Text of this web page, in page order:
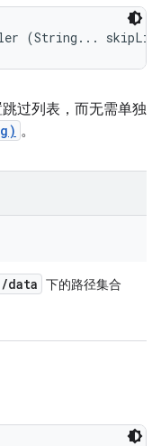
(String...
过列表，而无需单独
。
/data 下的路径集合